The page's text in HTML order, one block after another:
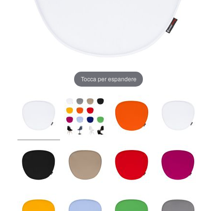
Tocca per espandere